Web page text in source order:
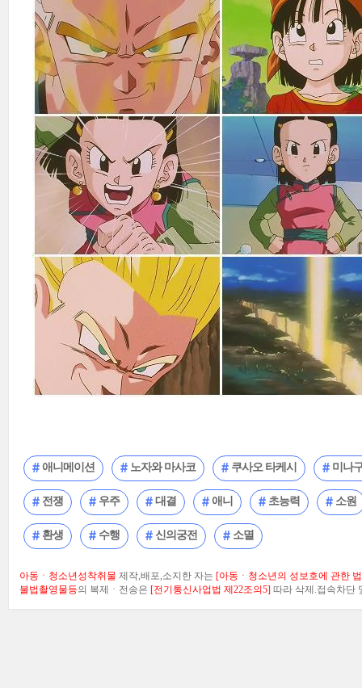
애니메이션 노자와 마사코 쿠사오 타케시 미나
전쟁 우주 대결 애니 초능력 소원
환생 수행 신의궁전 소멸
아동ㆍ청소년성착취물 제작,배포,소지한 자는 [아동ㆍ청소년의 성보호에 관한
불법촬영물등의 복제ㆍ전송은 [전기통신사업법 제22조의5] 따라 삭제.접속차단